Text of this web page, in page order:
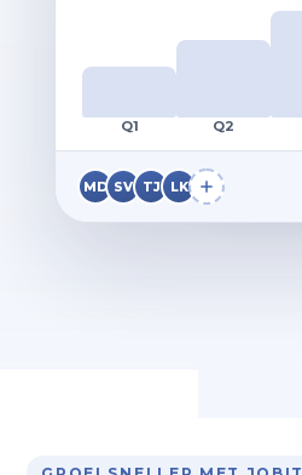
Q1 Q2
MD SV TJ LK